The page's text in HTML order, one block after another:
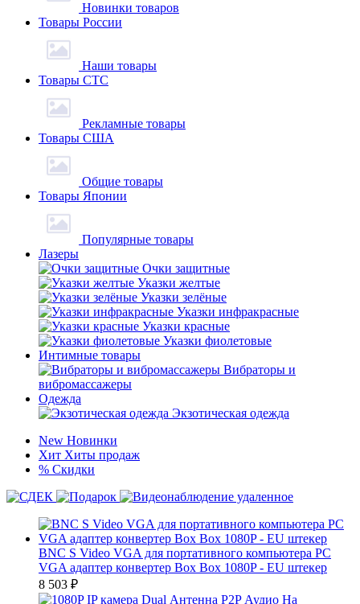
Новинки товаров
Товары России
Наши товары
Товары СТС
Рекламные товары
Товары США
Общие товары
Товары Японии
Популярные товары
Лазеры
Очки защитные
Указки желтые
Указки зелёные
Указки инфракрасные
Указки красные
Указки фиолетовые
Интимные товары
Вибраторы и
вибромассажеры
Одежда
Экзотическая одежда
New Новинки
Хит Хиты продаж
% Скидки
BNC S Video VGA для портативного компьютера PC
VGA адаптер конвертер Box Box 1080P - EU штекер
8 503 ₽